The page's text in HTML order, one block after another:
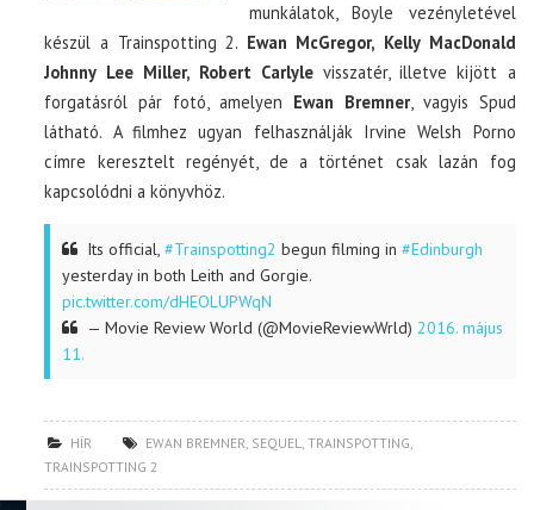
munkálatok, Boyle vezényletével
készül a Trainspotting 2. Ewan McGregor, Kelly MacDonald
Johnny Lee Miller, Robert Carlylevisszatér, illetve kijött a
forgatásról pár fotó, amelyen Ewan Bremner, vagyis Spud
látható. A filmhez ugyan felhasználják Irvine Welsh Porno
címre keresztelt regényét, de a történet csak lazán fog
kapcsolódni a könyvhöz.
Its official,#Trainspotting2 begun filming in#Edinburgh
yesterday in both Leith and Gorgie.
pic.twitter.com/dHEOLUPWqN
— Movie Review World (@MovieReviewWrld)2016. május
11.
HÍR EWAN BREMNER, SEQUEL,TRAINSPOTTING,
TRAINSPOTTING 2